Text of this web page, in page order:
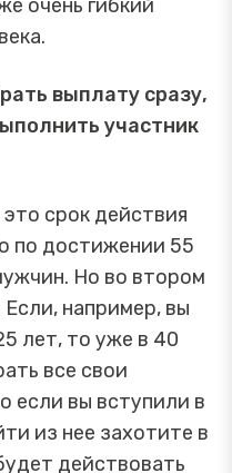
очень гибкий
выплату сразу,
участник
срок действия
по достижении 55
Но во втором
Если, например, вы
лет, то уже в 40
все свои
если вы вступили в
из нее захотите в
действовать